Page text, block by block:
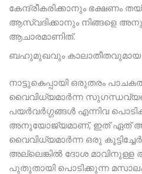
കേന്ദ്രീകരിക്കാനും ഭക്ഷണം
ആസ്വദിക്കാനും നിങ്ങളെ
ആചാരമാണിത്.
ബഹുമുഖവും കാലാതീതവുമായ
നാട്ടുകെപ്പായി ഒരുതരം
വൈവിധ്യമാർന്ന
പയർവർഗ്ഗങ്ങൾ എന്നിവ
അനുയോജ്യമാണ്, ഇത് ഏത്
വൈവിധ്യമാർന്ന ഒരു
അല്ലെങ്കിൽ ദോശ മാവിനുള്ള
പുതുതായി പൊടിക്കുന്ന